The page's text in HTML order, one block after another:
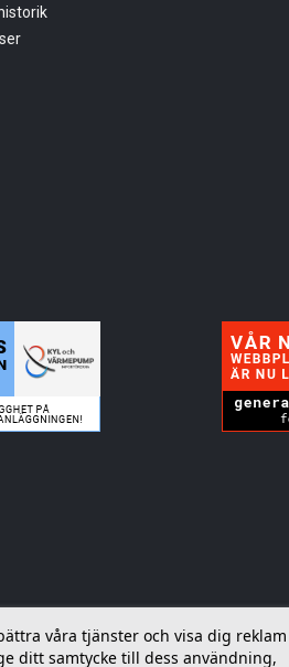
våra tjänster och visa dig reklam
ditt samtycke till dess användning,